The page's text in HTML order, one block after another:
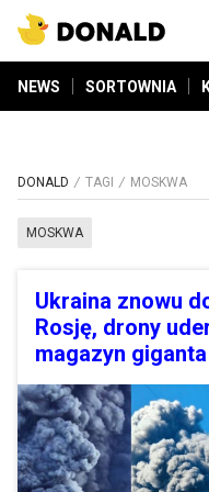
NEWS SORTOWNIA
DONALD TAGI MOSKWA
MOSKWA
Ukraina znowu
Rosję, drony
magazyn